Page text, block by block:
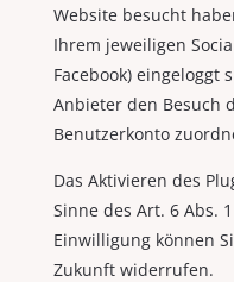
Website besucht
Ihrem jeweiligen
Facebook) eingeloggt
Anbieter den Besuch
Benutzerkonto
Das Aktivieren des
Sinne des Art. 6 Abs.
Einwilligung können
Zukunft widerrufen.